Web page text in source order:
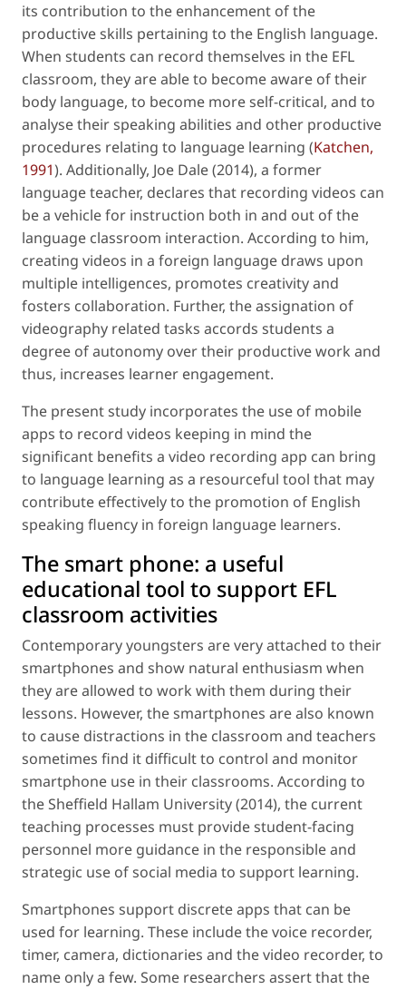
its contribution to the enhancement of the
productive skills pertaining to the English language.
When students can record themselves in the EFL
classroom, they are able to become aware of their
body language, to become more self-critical, and to
analyse their speaking abilities and other productive
procedures relating to language learning (Katchen,
1991). Additionally, Joe Dale (2014), a former
language teacher, declares that recording videos can
be a vehicle for instruction both in and out of the
language classroom interaction. According to him,
creating videos in a foreign language draws upon
multiple intelligences, promotes creativity and
fosters collaboration. Further, the assignation of
videography related tasks accords students a
degree of autonomy over their productive work and
thus, increases learner engagement.
The present study incorporates the use of mobile
apps to record videos keeping in mind the
significant benefits a video recording app can bring
to language learning as a resourceful tool that may
contribute effectively to the promotion of English
speaking fluency in foreign language learners.
The smart phone: a useful
educational tool to support EFL
classroom activities
Contemporary youngsters are very attached to their
smartphones and show natural enthusiasm when
they are allowed to work with them during their
lessons. However, the smartphones are also known
to cause distractions in the classroom and teachers
sometimes find it difficult to control and monitor
smartphone use in their classrooms. According to
the Sheffield Hallam University (2014), the current
teaching processes must provide student-facing
personnel more guidance in the responsible and
strategic use of social media to support learning.
Smartphones support discrete apps that can be
used for learning. These include the voice recorder,
timer, camera, dictionaries and the video recorder, to
name only a few. Some researchers assert that the